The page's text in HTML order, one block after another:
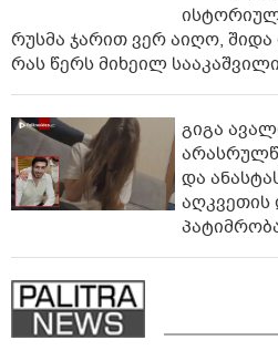
რუსმა ჯარით ვერ აიღო,
რას წერს მიხეილ სააკაშვილი
გიგა
და
აღკვეთის